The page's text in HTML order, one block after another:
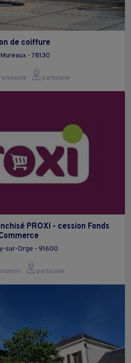
de coiffure
- 78130
beauté particulier
PROXI - cession Fonds
sur-Orge - 91600
particulier